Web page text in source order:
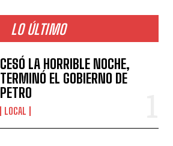
LO ÚLTIMO
CESÓ LA HORRIBLE NOCHE,
TERMINÓ EL GOBIERNO DE
PETRO
LOCAL